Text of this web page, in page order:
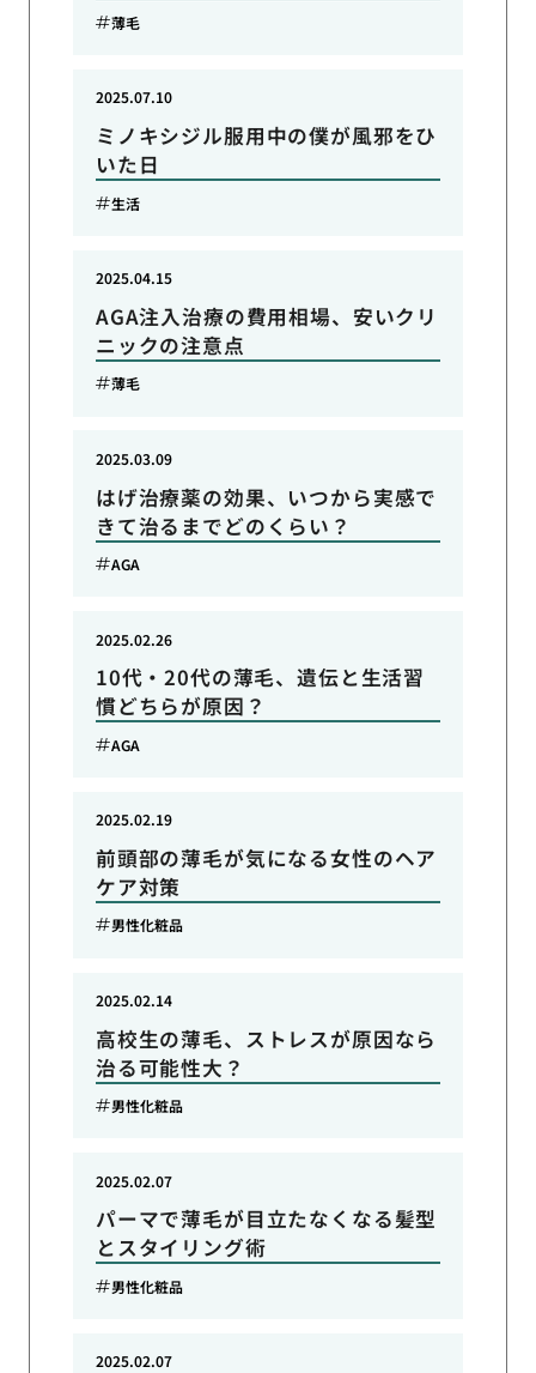
薄毛
ミノキシジル服用中の僕が風邪をひ
いた日
2025.07.10
生活
AGA注入治療の費用相場、安いクリ
ニックの注意点
2025.04.15
薄毛
はげ治療薬の効果、いつから実感で
きて治るまでどのくらい？
2025.03.09
AGA
10代・20代の薄毛、遺伝と生活習
慣どちらが原因？
2025.02.26
AGA
前頭部の薄毛が気になる女性のヘア
ケア対策
2025.02.19
男性化粧品
高校生の薄毛、ストレスが原因なら
治る可能性大？
2025.02.14
男性化粧品
パーマで薄毛が目立たなくなる髪型
とスタイリング術
2025.02.07
男性化粧品
2025.02.07